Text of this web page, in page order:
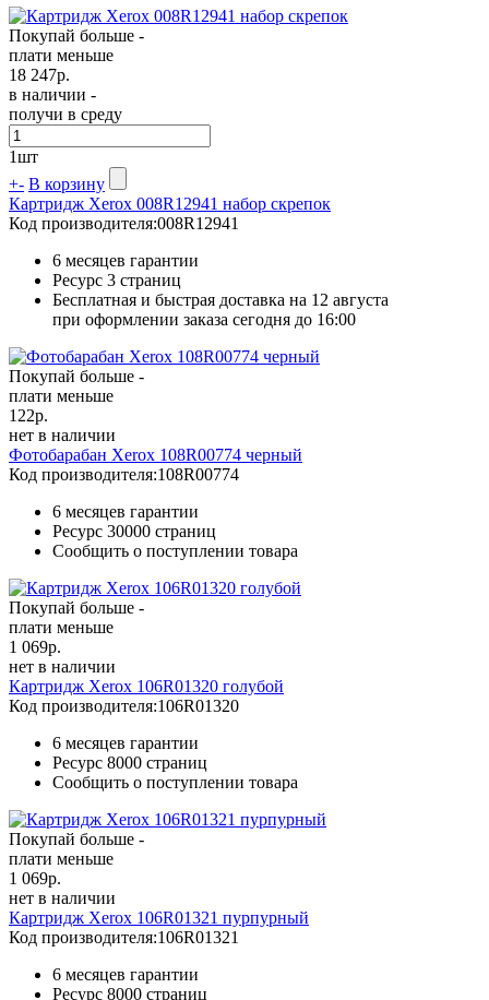
Покупай больше -
плати меньше
18 247р.
в наличии -
получи в среду
1шт
+- В корзину
Картридж Xerox 008R12941 набор скрепок
Код производителя:008R12941
6 месяцев гарантии
Ресурс 3 страниц
Бесплатная и быстрая доставка на 12 августа
при оформлении заказа сегодня до 16:00
Покупай больше -
плати меньше
122р.
нет в наличии
Фотобарабан Xerox 108R00774 черный
Код производителя:108R00774
6 месяцев гарантии
Ресурс 30000 страниц
Сообщить о поступлении товара
Покупай больше -
плати меньше
1 069р.
нет в наличии
Картридж Xerox 106R01320 голубой
Код производителя:106R01320
6 месяцев гарантии
Ресурс 8000 страниц
Сообщить о поступлении товара
Покупай больше -
плати меньше
1 069р.
нет в наличии
Картридж Xerox 106R01321 пурпурный
Код производителя:106R01321
6 месяцев гарантии
Ресурс 8000 страниц